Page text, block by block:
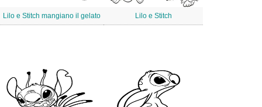
Lilo e Stitch mangiano il gelato Lilo e Stitch